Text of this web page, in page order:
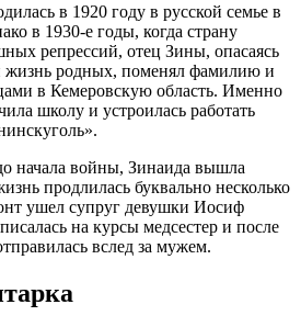
в 1920 году в русской семье в
в 1930-е годы, когда страну
репрессий, отец Зины, опасаясь
жизнь родных, поменял фамилию и
в Кемеровскую область. Именно
школу и устроилась работать
начала войны, Зинаида вышла
продлилась буквально несколько
ушел супруг девушки Иосиф
на курсы медсестер и после
вслед за мужем.